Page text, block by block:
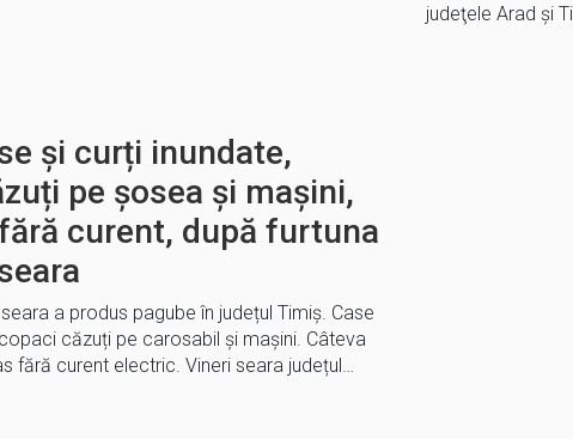
judeţele Arad şi
și curți inundate,
pe șosea și mașini,
curent, după furtuna
a produs pagube în județul Timiș. Case
căzuți pe carosabil și mașini. Câteva
fără curent electric. Vineri seara județul…